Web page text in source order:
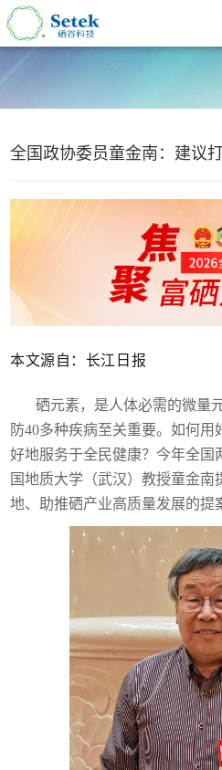
全国政协委员童金南：建议
本文源自：长江日报
硒元素，是人体必需的微量
防40多种疾病至关重要。如何用
好地服务于全民健康？今年全国
国地质大学（武汉）教授童金南
地、助推硒产业高质量发展的提